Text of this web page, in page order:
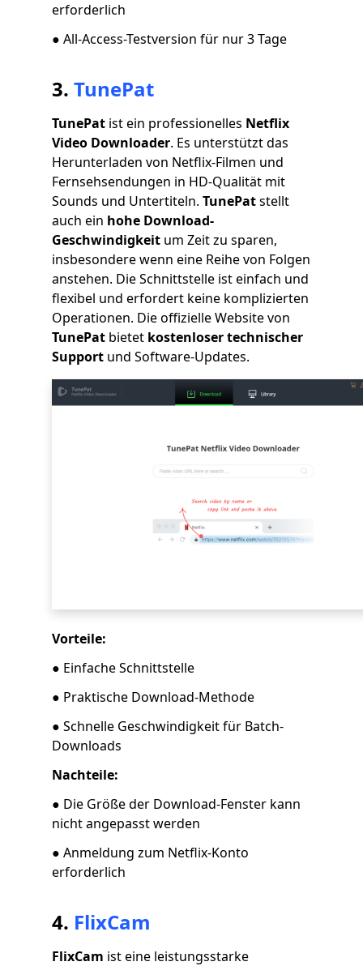
erforderlich
● All-Access-Testversion für nur 3 Tage
3. TunePat
TunePat ist ein professionelles Netflix
Video Downloader. Es unterstützt das
Herunterladen von Netflix-Filmen und
Fernsehsendungen in HD-Qualität mit
Sounds und Untertiteln. TunePatstellt
auch ein hohe Download-
Geschwindigkeit um Zeit zu sparen,
insbesondere wenn eine Reihe von Folgen
anstehen. Die Schnittstelle ist einfach und
flexibel und erfordert keine komplizierten
Operationen. Die offizielle Website von
TunePat bietet kostenloser technischer
Support und Software-Updates.
Vorteile:
● Einfache Schnittstelle
● Praktische Download-Methode
● Schnelle Geschwindigkeit für Batch-
Downloads
Nachteile:
● Die Größe der Download-Fenster kann
nicht angepasst werden
● Anmeldung zum Netflix-Konto
erforderlich
4. FlixCam
FlixCam ist eine leistungsstarke